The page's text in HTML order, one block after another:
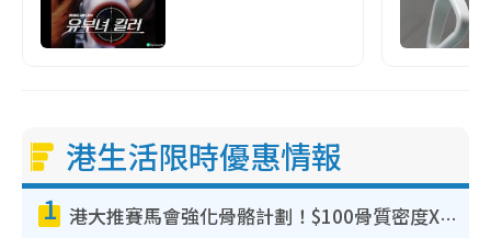
港生活限時優惠情報
1 港大推賽馬會強化骨骼計劃！$100骨質密度X光檢查 完成免費運動訓練送超市禮券！附參加資格